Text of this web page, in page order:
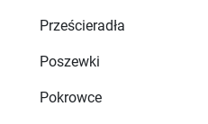
Prześcieradła
Poszewki
Pokrowce